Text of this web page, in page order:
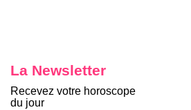
La Newsletter
Recevez votre horoscope
du jour